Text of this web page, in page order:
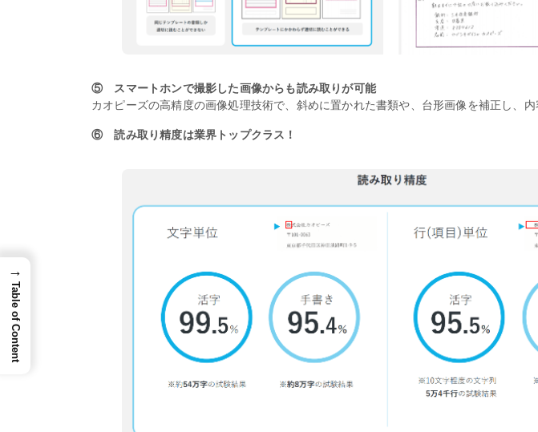
⑤ スマートホンで撮影した画像からも読み取りが可能
カオピーズの高精度の画像処理技術で、斜めに置かれた書類や、台形画像を補正し、内
⑥ 読み取り精度は業界トップクラス！
→
Table of Content